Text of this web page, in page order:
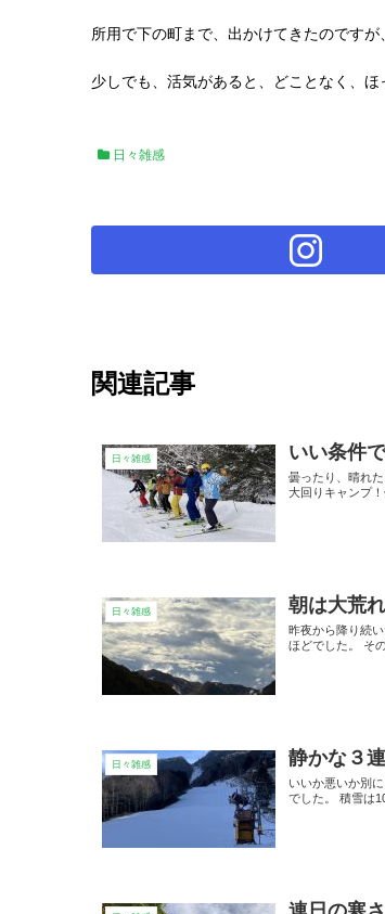
所用で下の町まで、出かけてきたのです
少しでも、活気があると、どことなく、ほ
日々雑感
関連記事
日々雑感 いい条件
曇ったり、晴れ
大回りキャンプ
日々雑感 朝は大荒
昨夜から降り続
ほどでした。 そ
日々雑感 静かな３連
いいか悪いか別
でした。 積雪は